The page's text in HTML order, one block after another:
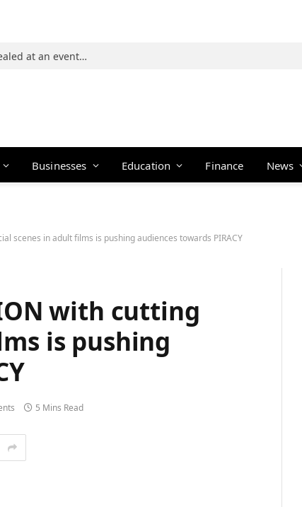
Photos: 21 players of The Traitors Season 2 revealed at an event in Mumbai
Businesses Education Finance News
scenes in adult films is pushing audiences towards PIRACY
with cutting
is pushing
5 Mins Read